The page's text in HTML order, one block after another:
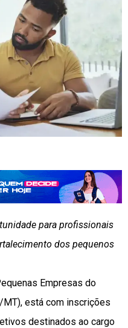
para profissionais
dos pequenos
Empresas do
está com inscrições
destinados ao cargo